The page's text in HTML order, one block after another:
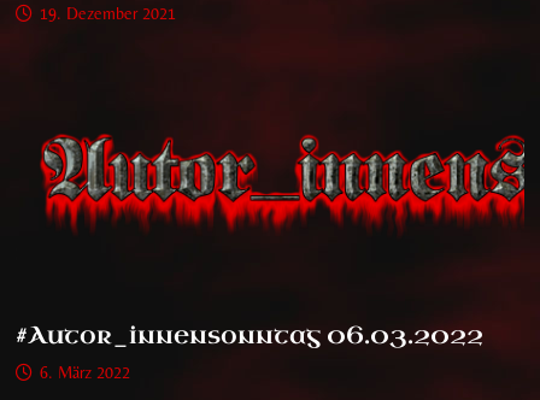
19. Dezember 2021
#Autor_innensonntag 06.03.2022
6. März 2022